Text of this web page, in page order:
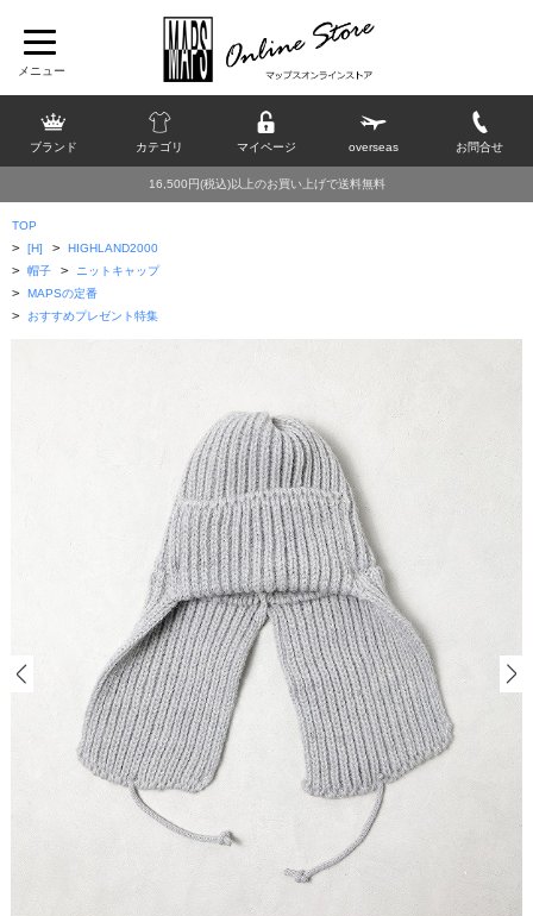
ブランド カテゴリ マイページ overseas お問合せ
16,500円(税込)以上のお買い上げで送料無料
TOP
> [H] > HIGHLAND2000
> 帽子 > ニットキャップ
> MAPSの定番
> おすすめプレゼント特集